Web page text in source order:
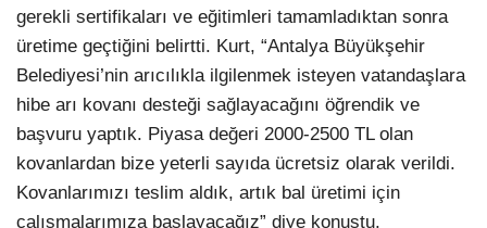
gerekli sertifikaları ve eğitimleri tamamladıktan sonra
üretime geçtiğini belirtti. Kurt, “Antalya Büyükşehir
Belediyesi’nin arıcılıkla ilgilenmek isteyen vatandaşlara
hibe arı kovanı desteği sağlayacağını öğrendik ve
başvuru yaptık. Piyasa değeri 2000-2500 TL olan
kovanlardan bize yeterli sayıda ücretsiz olarak verildi.
Kovanlarımızı teslim aldık, artık bal üretimi için
çalışmalarımıza başlayacağız” diye konuştu.